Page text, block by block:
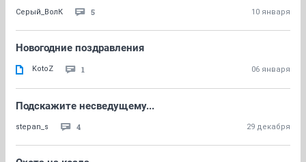
Серый_ВолК 5 10 января
Новогодние поздравления
KotoZ 1 06 января
Подскажите несведущему...
stepan_s 4 29 декабря